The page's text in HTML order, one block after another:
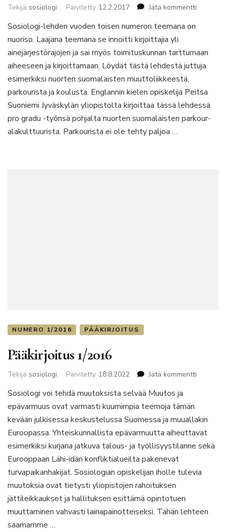
Tekijä sosiologi Päivitetty 12.2.2017 Jätä kommentti
Sosiologi-lehden vuoden toisen numeron teemana on
nuoriso. Laajana teemana se innoitti kirjoittajia yli
ainejärjestörajojen ja sai myös toimituskunnan tarttumaan
aiheeseen ja kirjoittamaan. Löydät tästä lehdestä juttuja
esimerkiksi nuorten suomalaisten muuttoliikkeestä,
parkourista ja koulusta. Englannin kielen opiskelija Peitsa
Suoniemi Jyväskylän yliopistolta kirjoittaa tässä lehdessä
pro gradu -työnsä pohjalta nuorten suomalaisten parkour-
alakulttuurista. Parkourista ei ole tehty paljoa …
NUMERO 1/2016 PÄÄKIRJOITUS
Pääkirjoitus 1/2016
Tekijä sosiologi Päivitetty 18.8.2022 Jätä kommentti
Sosiologi voi tehdä muutoksista selvää Muutos ja
epävarmuus ovat varmasti kuumimpia teemoja tämän
kevään julkisessa keskustelussa Suomessa ja muuallakin
Euroopassa. Yhteiskunnallista epävarmuutta aiheuttavat
esimerkiksi kurjana jatkuva talous- ja työllisyystilanne sekä
Eurooppaan Lähi-idän konfliktialueilta pakenevat
turvapaikanhakijat. Sosiologian opiskelijan iholle tulevia
muutoksia ovat tietysti yliopistojen rahoituksen
jättileikkaukset ja hallituksen esittämä opintotuen
muuttaminen vahvasti lainapainotteiseksi. Tähän lehteen
saamamme …